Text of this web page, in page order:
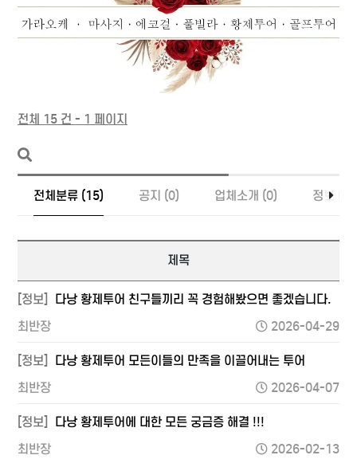
전체 15 건 - 1 페이지
전체분류 (15) 공지 (0) 업체소개 (0) 정보
제목
[정보]
다낭 황제투어 친구들끼리 꼭 경험해봤으면 좋겠습니다.
최반장
2026-04-29
[정보]
다낭 황제투어 모든이들의 만족을 이끌어내는 투어
최반장
2026-04-07
[정보]
다낭 황제투어에 대한 모든 궁금증 해결 !!!
최반장
2026-02-13